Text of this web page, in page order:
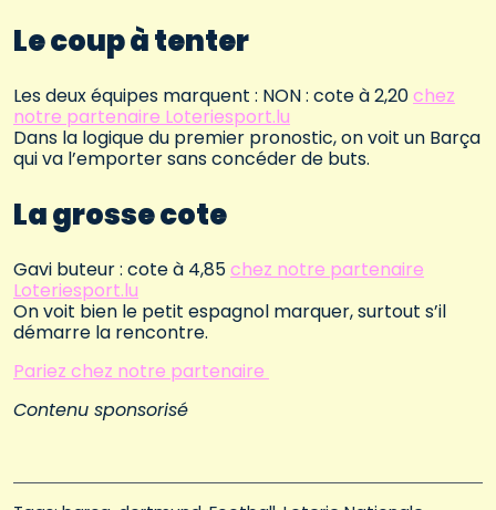
Le coup à tenter
Les deux équipes marquent : NON : cote à 2,20chez
notre partenaire Loteriesport.lu
Dans la logique du premier pronostic, on voit un Barça
qui va l’emporter sans concéder de buts.
La grosse cote
Gavi buteur : cote à 4,85chez notre partenaire
Loteriesport.lu
On voit bien le petit espagnol marquer, surtout s’il
démarre la rencontre.
Pariez chez notre partenaire
Contenu sponsorisé